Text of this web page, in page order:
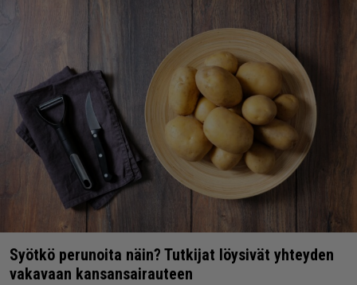
Syötkö perunoita näin? Tutkijat löysivät yhteyden
vakavaan kansansairauteen